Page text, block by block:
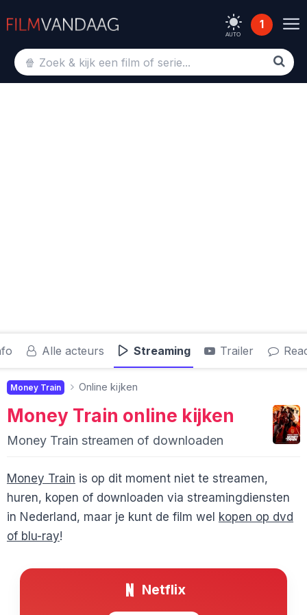
AUTO
1
Alle acteurs Streaming Trailer
Money Train Online kijken
Money Train online kijken
Money Train streamen of downloaden
Money Train is op dit moment niet te streamen,
huren, kopen of downloaden via streamingdiensten
in Nederland, maar je kunt de film wel kopen op dvd
of blu-ray!
Netflix